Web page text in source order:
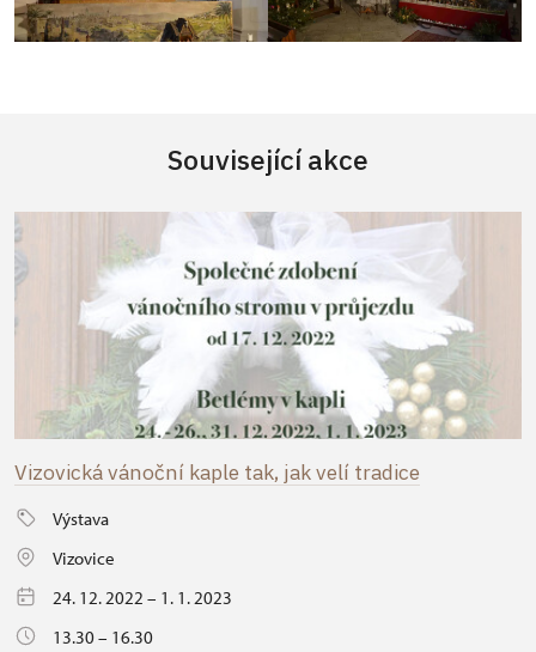
Související akce
Vizovická vánoční kaple tak, jak velí tradice
Výstava
Vizovice
24. 12. 2022 – 1. 1. 2023
13.30 – 16.30